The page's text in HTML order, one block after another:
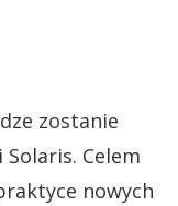
zostanie
Celem
nowych